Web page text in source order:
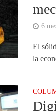
6
El
la